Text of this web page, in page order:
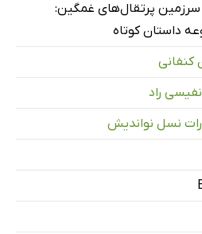
پرتقال‌های غمگین:
داستان کوتاه
کنفانی
راد
نسل نواندیش